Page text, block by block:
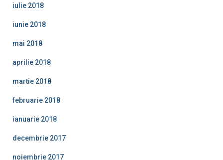
iulie 2018
iunie 2018
mai 2018
aprilie 2018
martie 2018
februarie 2018
ianuarie 2018
decembrie 2017
noiembrie 2017